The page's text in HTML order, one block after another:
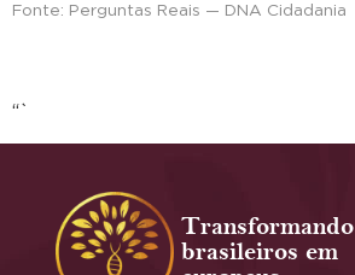
Fonte: Perguntas Reais — DNA Cidadania
“`
Transformando
brasileiros em